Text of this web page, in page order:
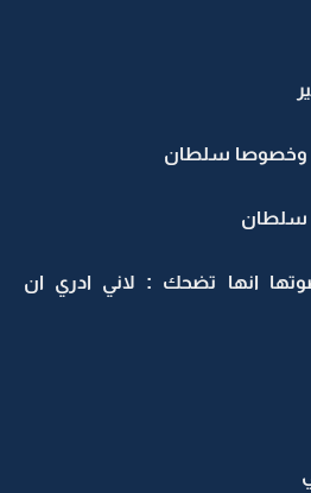
سلطان
انها تضحك : لاني ادري ان